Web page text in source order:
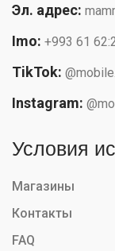
Эл. адрес:
Imo: +993 61
TikTok:
Instagram:
Условия
Магазины
Контакты
FAQ